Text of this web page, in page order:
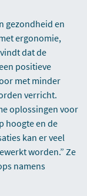
gezondheid en
ergonomie,
dat de
positieve
met minder
verricht.
oplossingen voor
hoogte en de
kan er veel
worden.” Ze
namens